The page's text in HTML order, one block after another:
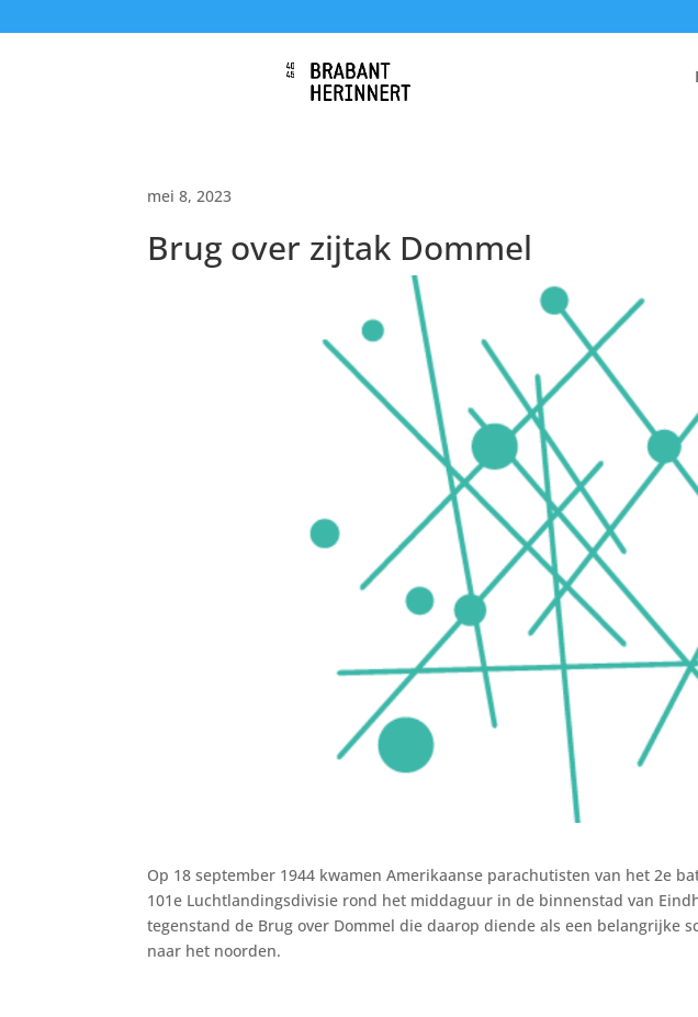
mei 8, 2023
Brug over zijtak Dommel
Op 18 september 1944 kwamen Amerikaanse parachutisten van het 2e
101e Luchtlandingsdivisie rond het middaguur in de binnenstad van
tegenstand de Brug over Dommel die daarop diende als een belangrijke
naar het noorden.